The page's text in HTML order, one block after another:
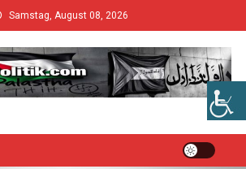
Samstag, August 08, 2026